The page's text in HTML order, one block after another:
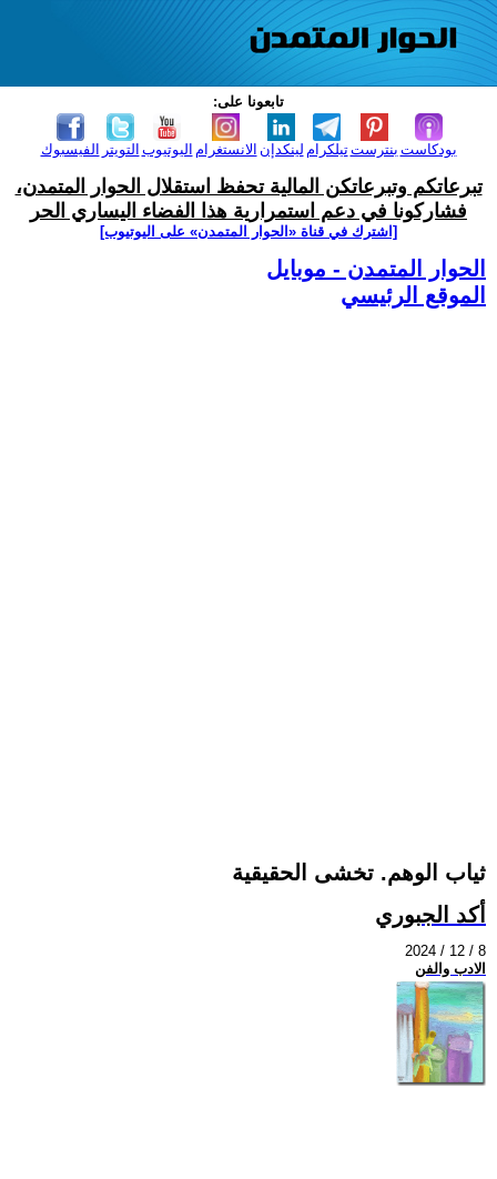
تابعونا على:
الفيسبوك التويتر اليوتيوب الانستغرام لينكدإن تيلكرامبنترست بودكاست
تبرعاتكم وتبرعاتكن المالية تحفظ استقلال الحوار المتمدن،
فشاركونا في دعم استمرارية هذا الفضاء اليساري الحر
[اشترك في قناة ‫«الحوار المتمدن» على اليوتيوب]
الحوار المتمدن - موبايل
الموقع الرئيسي
ثياب الوهم. تخشى الحقيقية
أكد الجبوري
2024 / 12 / 8
الادب والفن